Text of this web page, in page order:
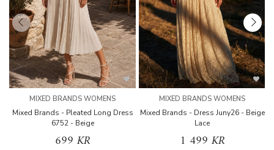
MIXED BRANDS WOMENS
Mixed Brands - Pleated Long Dress
6752 - Beige
699 KR
MIXED BRANDS WOMENS
Mixed Brands - Dress Juny26 - Beige
Lace
1 499 KR